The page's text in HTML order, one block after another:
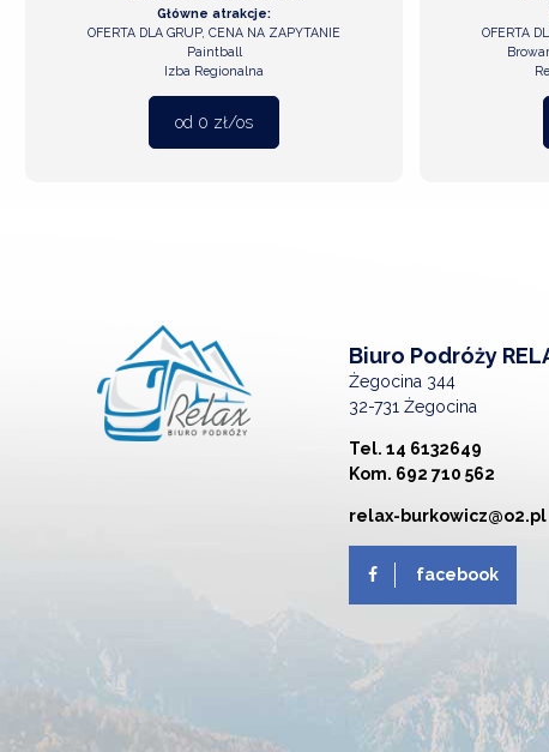
Główne atrakcje:
OFERTA DLA GRUP, CENA NA ZAPYTANIE
Paintball
Izba Regionalna
od 0 zł/os
OFERTA
Biuro Podróży
Żegocina 344
32-731 Żegocina
Tel. 14 6132649
Kom. 692 710 562
relax-burkowicz@o2.pl
facebook